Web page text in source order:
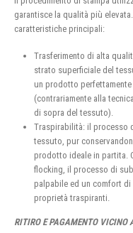
garantisce la qualità più
caratteristiche principali:
Trasferimento di alta
strato superficiale del
un prodotto
(contrariamente alla
di sopra del tessuto).
Traspirabilità: il processo
tessuto, pur
prodotto ideale in partita.
flocking, il processo di
palpabile ed un comfort
proprietà traspiranti.
RITIRO E PAGAMENTO VICINO